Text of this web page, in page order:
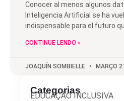
Conocer al menos algunos
Inteligencia Artificial se ha
indispensable para el futuro
CONTINUE LENDO »
JOAQUÍN SOMBIELLE MARÇO
Categorias
EDUCAÇÃO INCLUSIVA